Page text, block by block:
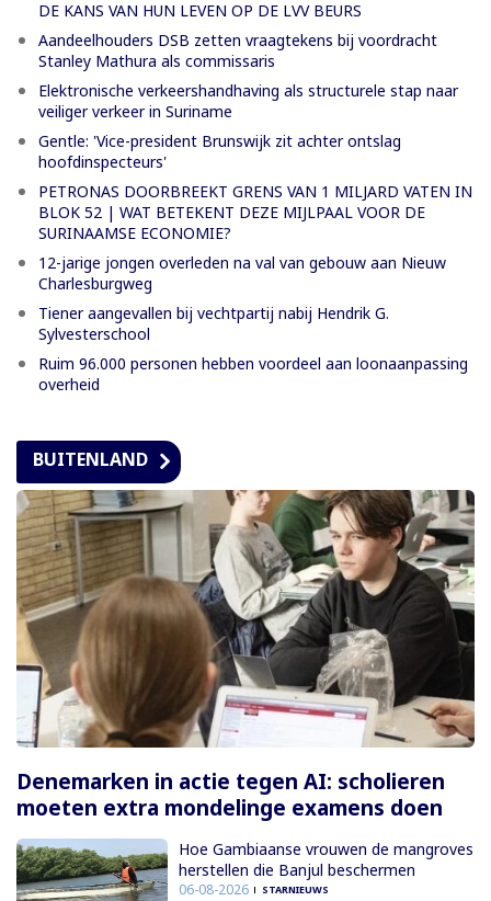
DE KANS VAN HUN LEVEN OP DE LVV BEURS
Aandeelhouders DSB zetten vraagtekens bij voordracht
Stanley Mathura als commissaris
Elektronische verkeershandhaving als structurele stap naar
veiliger verkeer in Suriname
Gentle: 'Vice-president Brunswijk zit achter ontslag
hoofdinspecteurs'
PETRONAS DOORBREEKT GRENS VAN 1 MILJARD VATEN IN
BLOK 52 | WAT BETEKENT DEZE MIJLPAAL VOOR DE
SURINAAMSE ECONOMIE?
12-jarige jongen overleden na val van gebouw aan Nieuw
Charlesburgweg
Tiener aangevallen bij vechtpartij nabij Hendrik G.
Sylvesterschool
Ruim 96.000 personen hebben voordeel aan loonaanpassing
overheid
BUITENLAND
Denemarken in actie tegen AI: scholieren
moeten extra mondelinge examens doen
Hoe Gambiaanse vrouwen de mangroves
herstellen die Banjul beschermen
06-08-2026 STARNIEUWS